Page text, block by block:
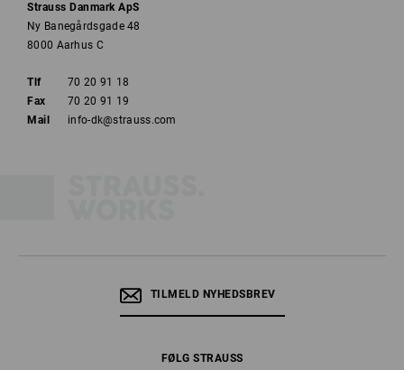
Strauss Danmark ApS
Ny Banegårdsgade 48
8000 Aarhus C
Tlf
70 20 91 18
Fax
70 20 91 19
Mail
info-dk@strauss.com
TILMELD NYHEDSBREV
FØLG STRAUSS